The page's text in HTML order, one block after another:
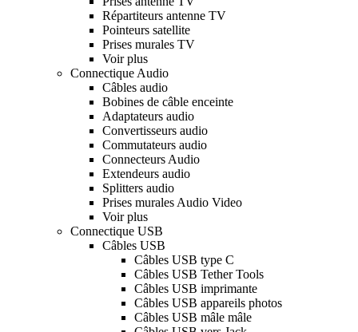
Répartiteurs antenne TV
Pointeurs satellite
Prises murales TV
Voir plus
Connectique Audio
Câbles audio
Bobines de câble enceinte
Adaptateurs audio
Convertisseurs audio
Commutateurs audio
Connecteurs Audio
Extendeurs audio
Splitters audio
Prises murales Audio Video
Voir plus
Connectique USB
Câbles USB
Câbles USB type C
Câbles USB Tether Tools
Câbles USB imprimante
Câbles USB appareils photos
Câbles USB mâle mâle